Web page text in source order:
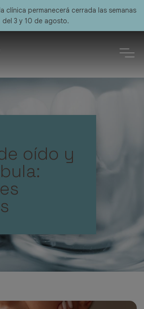
la clínica permanecerá cerrada las semanas
del 3 y 10 de agosto.
oído y